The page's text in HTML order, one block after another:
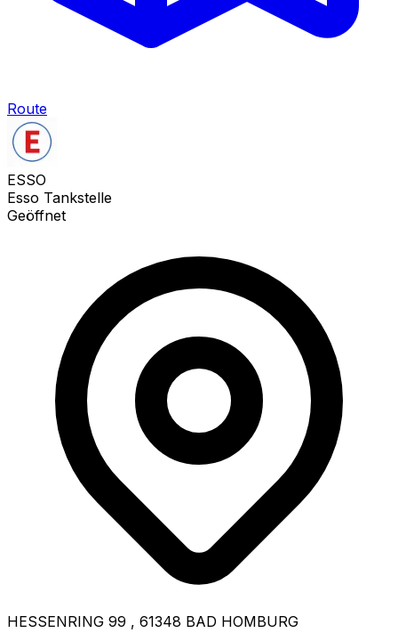
Route
ESSO
Esso Tankstelle
Geöffnet
HESSENRING 99 , 61348 BAD HOMBURG